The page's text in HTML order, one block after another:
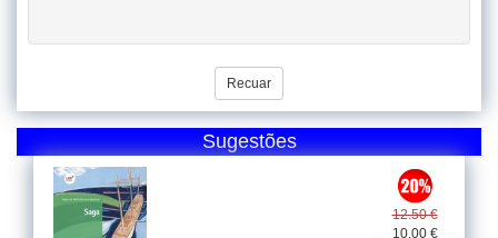
Recuar
Sugestões
12.50 €
10.00 €